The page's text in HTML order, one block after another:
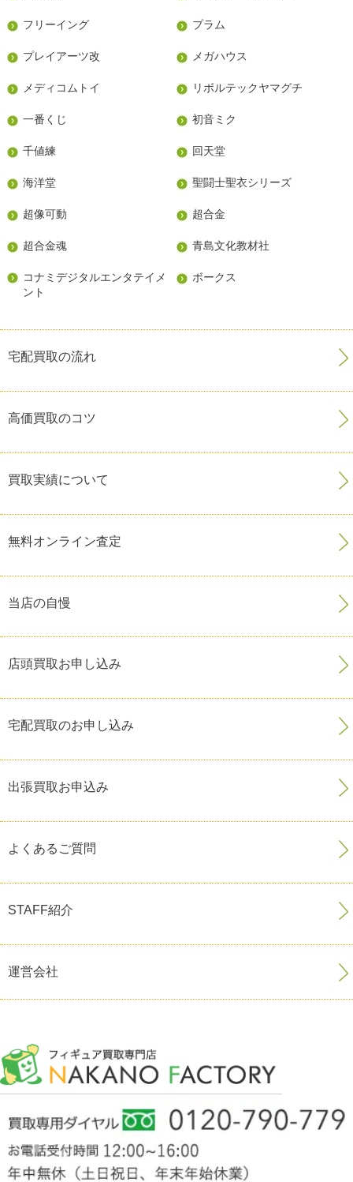
フリーイング プラム
プレイアーツ改 メガハウス
メディコムトイ リボルテックヤマグチ
一番くじ 初音ミク
千値練 回天堂
海洋堂 聖闘士聖衣シリーズ
超像可動 超合金
超合金魂 青島文化教材社
コナミデジタルエンタテイメ
ント
ボークス
宅配買取の流れ
高価買取のコツ
買取実績について
無料オンライン査定
当店の自慢
店頭買取お申し込み
宅配買取のお申し込み
出張買取お申込み
よくあるご質問
STAFF紹介
運営会社